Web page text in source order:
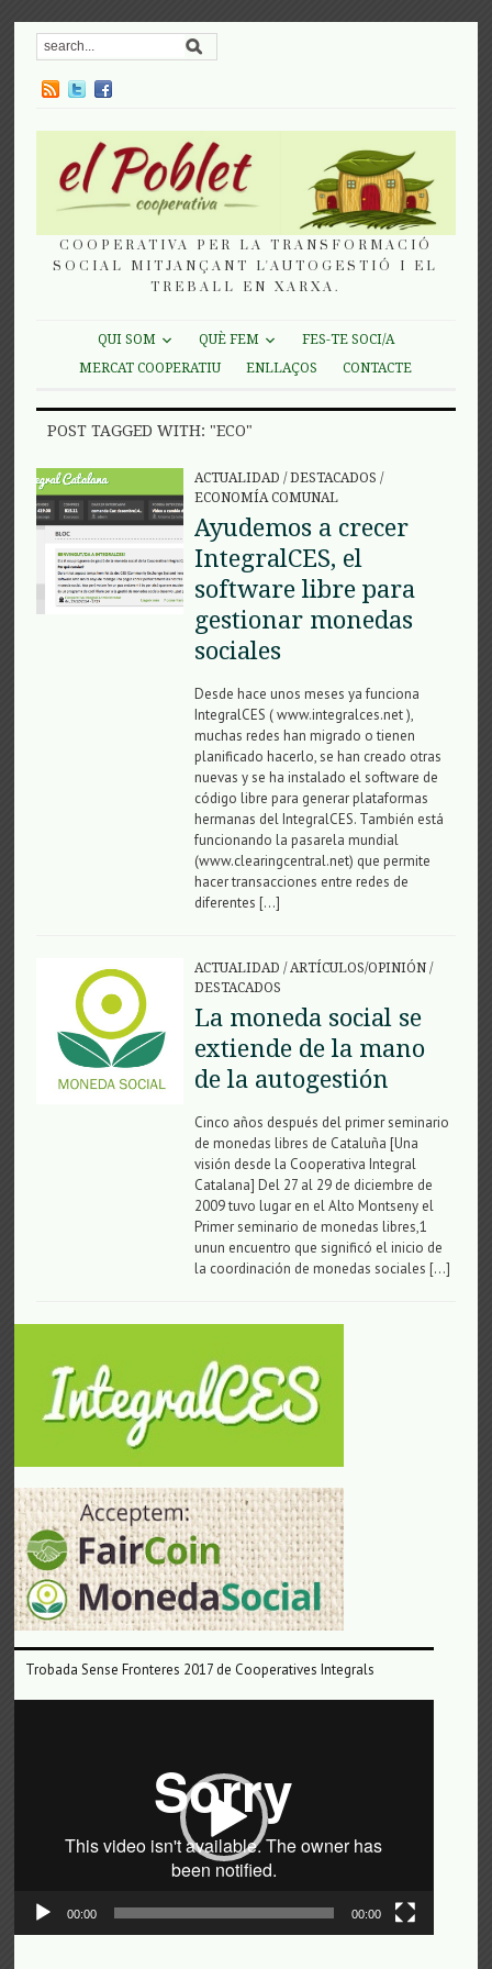
COOPERATIVA PER LA TRANSFORMACIÓ
SOCIAL MITJANÇANT L'AUTOGESTIÓ I EL
TREBALL EN XARXA.
QUI SOM QUÈ FEM
FES-TE SOCI/A
MERCAT COOPERATIU
ENLLAÇOS CONTACTE
POST TAGGED WITH: "ECO"
ACTUALIDAD /DESTACADOS /
ECONOMÍA COMUNAL
Ayudemos a crecer
IntegralCES, el
software libre para
gestionar monedas
sociales
Desde hace unos meses ya funciona
IntegralCES ( www.integralces.net ),
muchas redes han migrado o tienen
planificado hacerlo, se han creado otras
nuevas y se ha instalado el software de
código libre para generar plataformas
hermanas del IntegralCES. También está
funcionando la pasarela mundial
(www.clearingcentral.net) que permite
hacer transacciones entre redes de
diferentes […]
ACTUALIDAD /ARTÍCULOS/OPINIÓN/
DESTACADOS
La moneda social se
extiende de la mano
de la autogestión
Cinco años después del primer seminario
de monedas libres de Cataluña [Una
visión desde la Cooperativa Integral
Catalana] Del 27 al 29 de diciembre de
2009 tuvo lugar en el Alto Montseny el
Primer seminario de monedas libres,1
unun encuentro que significó el inicio de
la coordinación de monedas sociales […]
Trobada Sense Fronteres 2017 de Cooperatives Integrals
00:00 00:00